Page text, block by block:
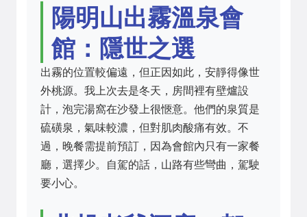
陽明山出霧溫泉會
館：隱世之選
出霧的位置較偏遠，但正因如此，安靜得像世
外桃源。我上次去是冬天，房間裡有壁爐設
計，泡完湯窩在沙發上很愜意。他們的泉質是
硫磺泉，氣味較濃，但對肌肉酸痛有效。不
過，晚餐需提前預訂，因為會館內只有一家餐
廳，選擇少。自駕的話，山路有些彎曲，駕駛
要小心。